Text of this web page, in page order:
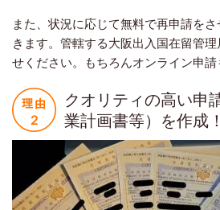
また、状況に応じて無料で再申請を
きます。管轄する大阪出入国在留管
せください。もちろんオンライン申請
クオリティの高い申
業計画書等）を作成！